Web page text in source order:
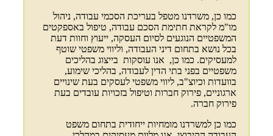
כמו כן, משרדנו מטפל בעריכת הסכמי עבודה, ניהול
מו"מ לקראת חתימת הסכם עבודה, טיפול באספקטים
המשפטיים הנוגעים לסיום העסקה, ייעוץ וחוות דעת
בכל נושא בתחום דיני העבודה, וליווי משפטי שוטף
למעסיקים. כמו כן, אנו עוסקות בייצוג בהליכים
משפטיים בפני בתי הדין לעבודה, בהליכי שימוע,
בוועדות וכיוצ"ב, ליווי משפטי לעסקים בעת שינויים
ארגוניים, פירוק חברות וטיפול בזכויות עובדים בעת
פירוק חברה.
כמו כן למשרדנו מומחיות ייחודית בתחום משפט